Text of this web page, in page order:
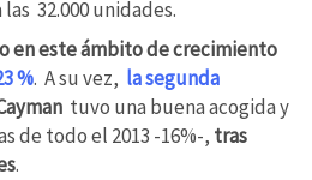
32.000 unidades.
en este ámbito de crecimiento
%. A su vez, la segunda
tuvo una buena acogida y
de todo el 2013 -16%-, tras
.